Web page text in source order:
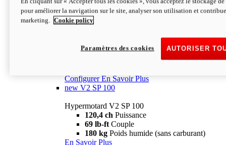
Configurer En Savoir Plus
newV2 SP
69 lb-ftCouple
Poids humide (sans carburant)
Configurer En Savoir Plus
new V2 SP 100
Hypermotard V2 SP 100
120,4 ch Puissance
69 lb-ft Couple
180 kg Poids humide (sans carburant)
En Savoir Plus
pour améliorer la navigation sur le site, analyser son utilisation et
marketing.
Cookie policy
AUTORISER
Paramètres des cookies